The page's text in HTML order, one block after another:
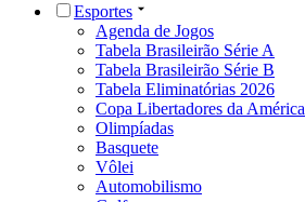
Esportes
Agenda de Jogos
Tabela Brasileirão Série A
Tabela Brasileirão Série B
Tabela Eliminatórias 2026
Copa Libertadores da América
Olimpíadas
Basquete
Vôlei
Automobilismo